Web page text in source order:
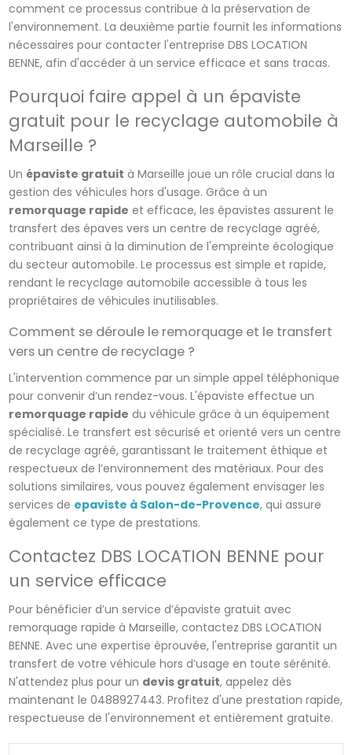
comment ce processus contribue à la préservation de
l'environnement. La deuxième partie fournit les informations
nécessaires pour contacter l'entreprise DBS LOCATION
BENNE, afin d'accéder à un service efficace et sans tracas.
Pourquoi faire appel à un épaviste
gratuit pour le recyclage automobile à
Marseille ?
Un épaviste gratuit à Marseille joue un rôle crucial dans la
gestion des véhicules hors d'usage. Grâce à un
remorquage rapide et efficace, les épavistes assurent le
transfert des épaves vers un centre de recyclage agréé,
contribuant ainsi à la diminution de l'empreinte écologique
du secteur automobile. Le processus est simple et rapide,
rendant le recyclage automobile accessible à tous les
propriétaires de véhicules inutilisables.
Comment se déroule le remorquage et le transfert
vers un centre de recyclage ?
L'intervention commence par un simple appel téléphonique
pour convenir d’un rendez-vous. L'épaviste effectue un
remorquage rapide du véhicule grâce à un équipement
spécialisé. Le transfert est sécurisé et orienté vers un centre
de recyclage agréé, garantissant le traitement éthique et
respectueux de l’environnement des matériaux. Pour des
solutions similaires, vous pouvez également envisager les
services de epaviste à Salon-de-Provence, qui assure
également ce type de prestations.
Contactez DBS LOCATION BENNE pour
un service efficace
Pour bénéficier d’un service d’épaviste gratuit avec
remorquage rapide à Marseille, contactez DBS LOCATION
BENNE. Avec une expertise éprouvée, l'entreprise garantit un
transfert de votre véhicule hors d’usage en toute sérénité.
N'attendez plus pour un devis gratuit, appelez dès
maintenant le 0488927443. Profitez d'une prestation rapide,
respectueuse de l'environnement et entièrement gratuite.